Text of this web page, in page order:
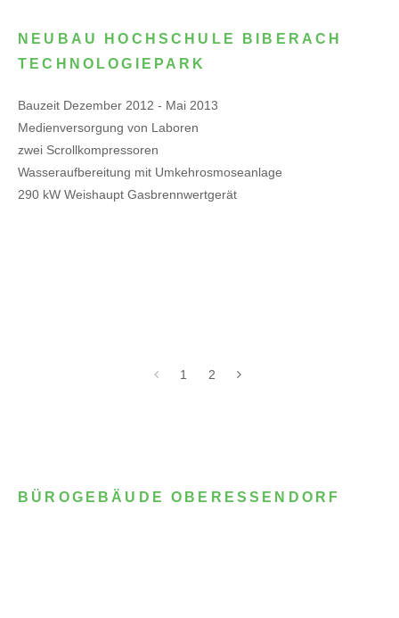
NEUBAU HOCHSCHULE BIBERACH
TECHNOLOGIEPARK
Bauzeit Dezember 2012 - Mai 2013
Medienversorgung von Laboren
zwei Scrollkompressoren
Wasseraufbereitung mit Umkehrosmoseanlage
290 kW Weishaupt Gasbrennwertgerät
1 2
BÜROGEBÄUDE OBERESSENDORF